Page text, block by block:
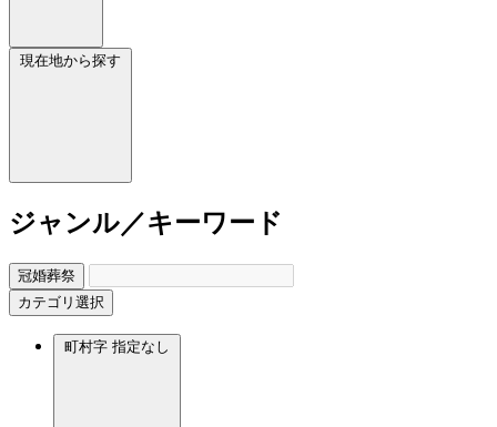
現在地から探す
ジャンル／キーワード
冠婚葬祭
カテゴリ選択
町村字 指定なし